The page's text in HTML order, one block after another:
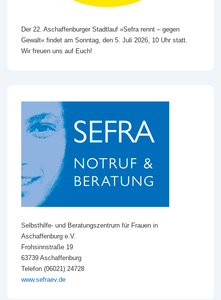
Der 22. Aschaffenburger Stadtlauf »Sefra rennt – gegen
Gewalt« findet am Sonntag, den 5. Juli 2026, 10 Uhr statt.
Wir freuen uns auf Euch!
Selbsthilfe- und Beratungszentrum für Frauen in
Aschaffenburg e.V.
Frohsinnstraße 19
63739 Aschaffenburg
Telefon (06021) 24728
www.sefraev.de